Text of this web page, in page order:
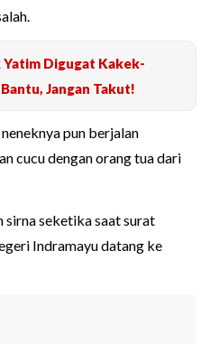
Yatim Digugat Kakek-
Jangan Takut!
pun berjalan
cucu dengan orang tua dari
sirna seketika saat surat
Indramayu datang ke